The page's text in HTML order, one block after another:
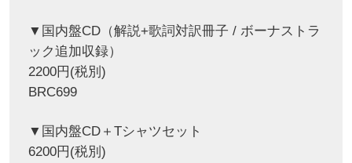
▼国内盤CD（解説+歌詞対訳冊子 / ボーナストラ
ック追加収録）
2200円(税別)
BRC699
▼国内盤CD＋Tシャツセット
6200円(税別)